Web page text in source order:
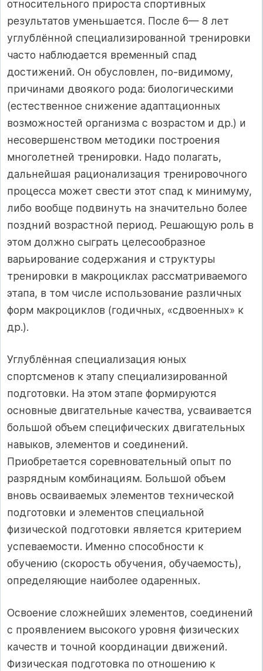
относительного прироста спортивных
результатов уменьшается. После 6— 8 лет
углублённой специализированной тренировки
часто наблюдается временный спад
достижений. Он обусловлен, по-видимому,
причинами двоякого рода: биологическими
(естественное снижение адаптационных
возможностей организма с возрастом и др.) и
несовершенством методики построения
многолетней тренировки. Надо полагать,
дальнейшая рационализация тренировочного
процесса может свести этот спад к минимуму,
либо вообще подвинуть на значительно более
поздний возрастной период. Решающую роль в
этом должно сыграть целесообразное
варьирование содержания и структуры
тренировки в макроциклах рассматриваемого
этапа, в том числе использование различных
форм макроциклов (годичных, «сдвоенных» к
др.).
Углублённая специализация юных
спортсменов к этапу специализированной
подготовки. На этом этапе формируются
основные двигательные качества, усваивается
большой объем специфических двигательных
навыков, элементов и соединений.
Приобретается соревновательный опыт по
разрядным комбинациям. Большой объем
вновь осваиваемых элементов технической
подготовки и элементов специальной
физической подготовки является критерием
успеваемости. Именно способности к
обучению (скорость обучения, обучаемость),
определяющие наиболее одаренных.
Освоение сложнейших элементов, соединений
с проявлением высокого уровня физических
качеств и точной координации движений.
Физическая подготовка по отношению к